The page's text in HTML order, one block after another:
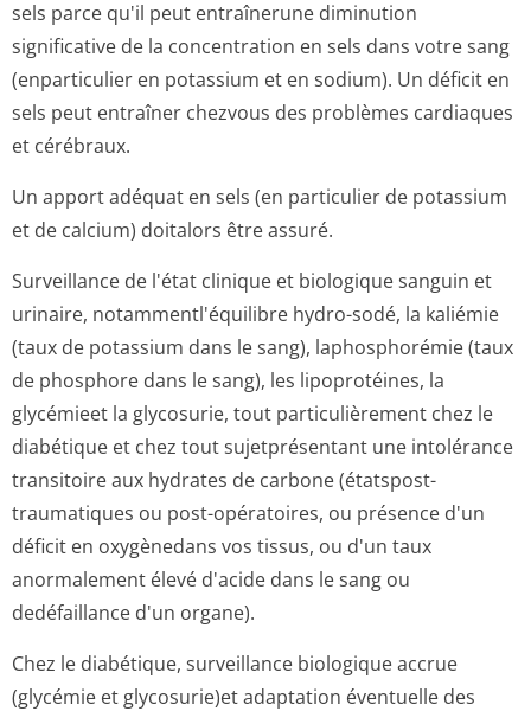
sels parce qu'il peut entraînerune diminution
significative de la concentration en sels dans votre sang
(enparticulier en potassium et en sodium). Un déficit en
sels peut entraîner chezvous des problèmes cardiaques
et cérébraux.
Un apport adéquat en sels (en particulier de potassium
et de calcium) doitalors être assuré.
Surveillance de l'état clinique et biologique sanguin et
urinaire, notammentl'équ­ilibre hydro-sodé, la kaliémie
(taux de potassium dans le sang), laphosphorémie (taux
de phosphore dans le sang), les lipoprotéines, la
glycémieet la glycosurie, tout particulièrement chez le
diabétique et chez tout sujetprésentant une intolérance
transitoire aux hydrates de carbone (étatspost-
traumatiques ou post-opératoires, ou présence d'un
déficit en oxygènedans vos tissus, ou d'un taux
anormalement élevé d'acide dans le sang ou
dedéfaillance d'un organe).
Chez le diabétique, surveillance biologique accrue
(glycémie et glycosurie)et adaptation éventuelle des